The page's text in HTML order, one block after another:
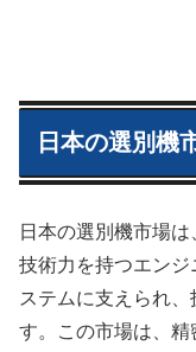
日本の選別機
日本の選別機市場
技術力を持つエン
ステムに支えられ
す。この市場は、